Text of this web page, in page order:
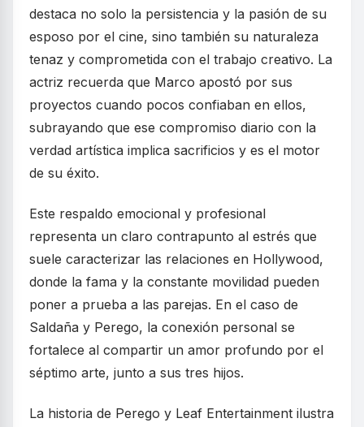
destaca no solo la persistencia y la pasión de su
esposo por el cine, sino también su naturaleza
tenaz y comprometida con el trabajo creativo. La
actriz recuerda que Marco apostó por sus
proyectos cuando pocos confiaban en ellos,
subrayando que ese compromiso diario con la
verdad artística implica sacrificios y es el motor
de su éxito.
Este respaldo emocional y profesional
representa un claro contrapunto al estrés que
suele caracterizar las relaciones en Hollywood,
donde la fama y la constante movilidad pueden
poner a prueba a las parejas. En el caso de
Saldaña y Perego, la conexión personal se
fortalece al compartir un amor profundo por el
séptimo arte, junto a sus tres hijos.
La historia de Perego y Leaf Entertainment ilustra